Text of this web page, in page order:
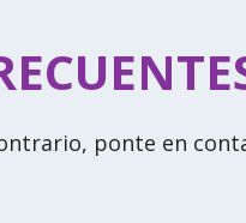
ponte en